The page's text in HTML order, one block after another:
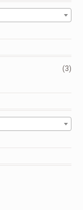
(3)